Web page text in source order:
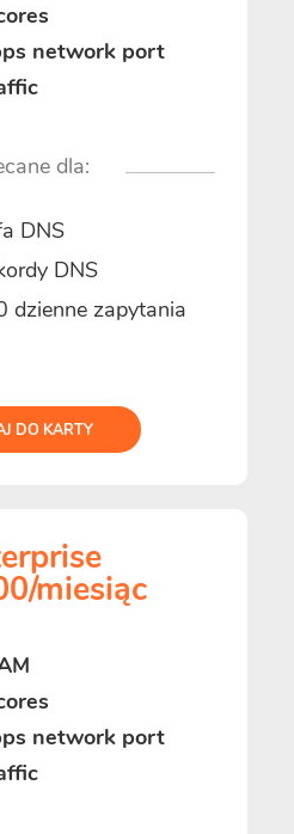
network port
dla:
DNS
DNS
dzienne zapytania
DO KARTY
miesiąc
network port